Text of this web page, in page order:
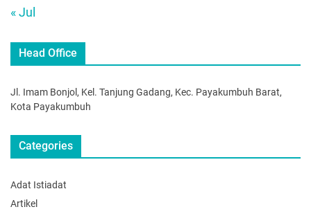
« Jul
Head Office
Jl. Imam Bonjol, Kel. Tanjung Gadang, Kec. Payakumbuh Barat,
Kota Payakumbuh
Categories
Adat Istiadat
Artikel